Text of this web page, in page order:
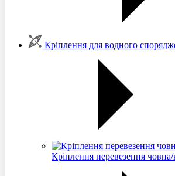
Кріплення для водного
Кріплення перевезення човна/